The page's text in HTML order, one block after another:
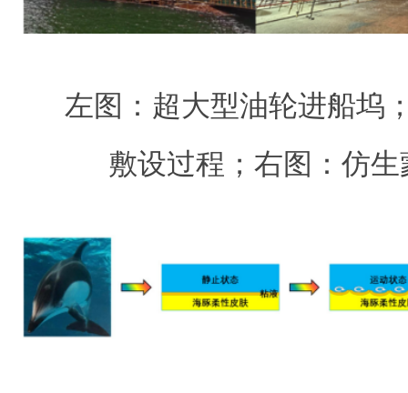
左图：超大型油轮进船坞
敷设过程；右图：仿